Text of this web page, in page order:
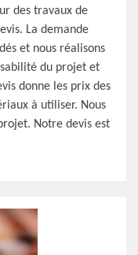
des travaux de
La demande
et nous réalisons
du projet et
donne les prix des
à utiliser. Nous
Notre devis est